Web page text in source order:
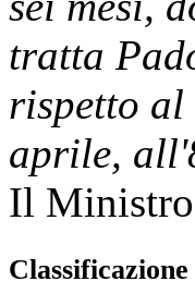
tratta
rispetto
aprile,
Il Ministro